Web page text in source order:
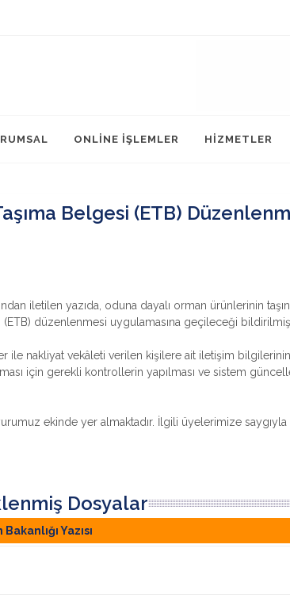
ONLİNE İŞLEMLER HİZMETLER
Belgesi (ETB)
iletilen yazıda, oduna dayalı orman ürünlerinin
(ETB) düzenlenmesi uygulamasına geçileceği
ile nakliyat vekâleti verilen kişilere ait iletişim
için gerekli kontrollerin yapılması ve sistem
ekinde yer almaktadır. İlgili üyelerimize
Dosyalar
Yazısı